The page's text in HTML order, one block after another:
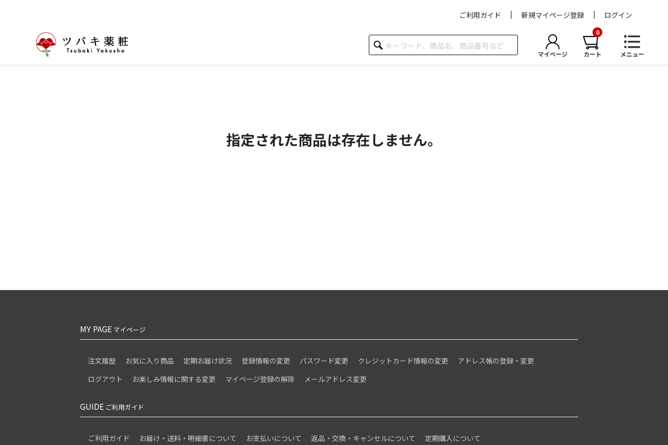
ご利用ガイド 新規マイページ登録 ログイン
マイページ カート メニュー
指定された商品は存在しません。
MY PAGE マイページ
注文履歴 お気に入り商品 定期お届け状況 登録情報の変更 パスワード変更 クレジットカード情報の変更
アドレス帳の登録・変更
ログアウト
お楽しみ情報に関する変更 マイページ登録の解除 メールアドレス変更
GUIDE ご利用ガイド
ご利用ガイド お届け・送料・明細書について お支払いについて 返品・交換・キャンセルについて 定期購入について